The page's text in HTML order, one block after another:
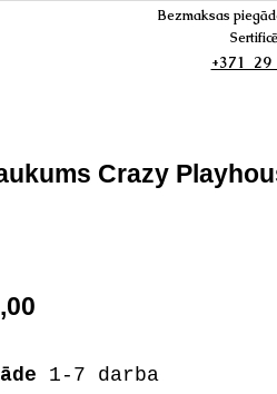
Bezmaksas
+371
Crazy
1-7 darba